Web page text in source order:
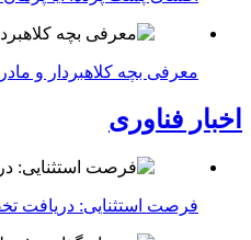
معرفی بچه کلاهبردار و
اخبار فناوری
فرصت استثنایی: دریافت تخفیف ۴۰۰ دلاری بلیط کنفرانس تک‌کرانچ